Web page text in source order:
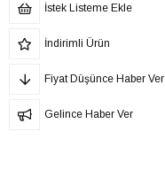
İstek Listeme Ekle
İndirimli Ürün
Fiyat Düşünce Haber Ver
Gelince Haber Ver